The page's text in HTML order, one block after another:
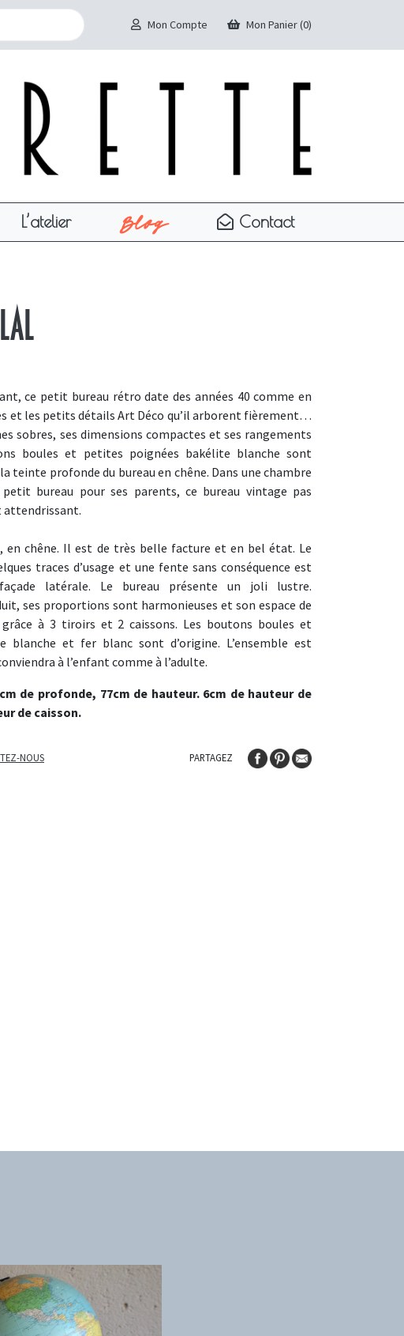
Mon Compte Mon Panier (0)
L’atelier Blog Contact
ce petit bureau rétro date des années 40 comme en
et les petits détails Art Déco qu’il arborent fièrement…
sobres, ses dimensions compactes et ses rangements
boules et petites poignées bakélite blanche sont
teinte profonde du bureau en chêne. Dans une chambre
bureau pour ses parents, ce bureau vintage pas
attendrissant.
en chêne. Il est de très belle facture et en bel état. Le
traces d’usage et une fente sans conséquence est
latérale. Le bureau présente un joli lustre.
ses proportions sont harmonieuses et son espace de
à 3 tiroirs et 2 caissons. Les boutons boules et
blanche et fer blanc sont d’origine. L’ensemble est
à l’enfant comme à l’adulte.
de profonde, 77cm de hauteur. 6cm de hauteur de
de caisson.
NOUS PARTAGEZ